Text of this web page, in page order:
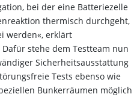
bei der eine Batteriezelle
thermisch durchgeht,
werden«, erklärt
stehe dem Testteam nun
Sicherheitsausstattung
Tests ebenso wie
Bunkerräumen möglich